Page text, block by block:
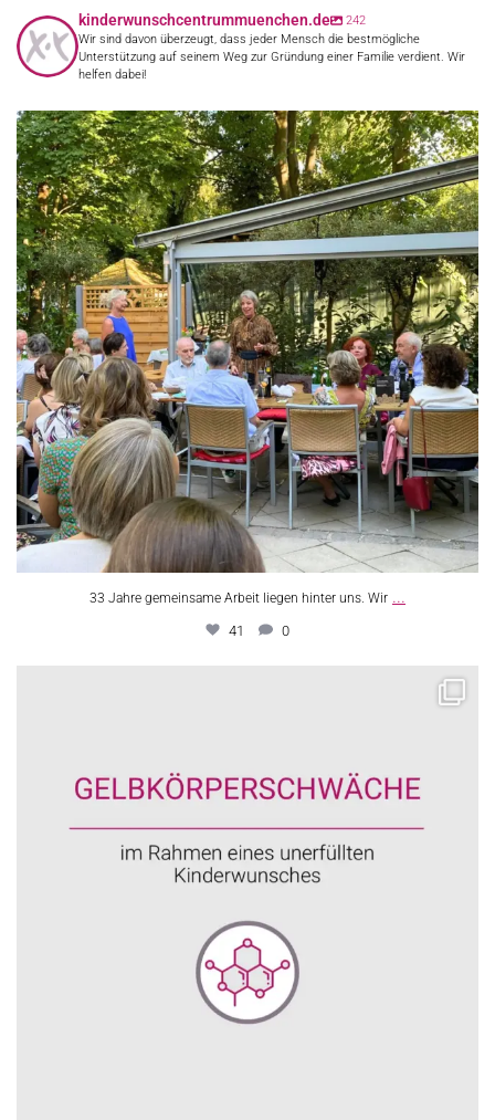
kinderwunschcentrummuenchen.de
242
Wir sind davon überzeugt, dass jeder Mensch die bestmögliche
Unterstützung auf seinem Weg zur Gründung einer Familie verdient. Wir
helfen dabei!
33 Jahre gemeinsame Arbeit liegen hinter uns. Wir...
41 0
33 Jahre gemeinsame Arbeit liegen hinter uns. Wir ...
41 0